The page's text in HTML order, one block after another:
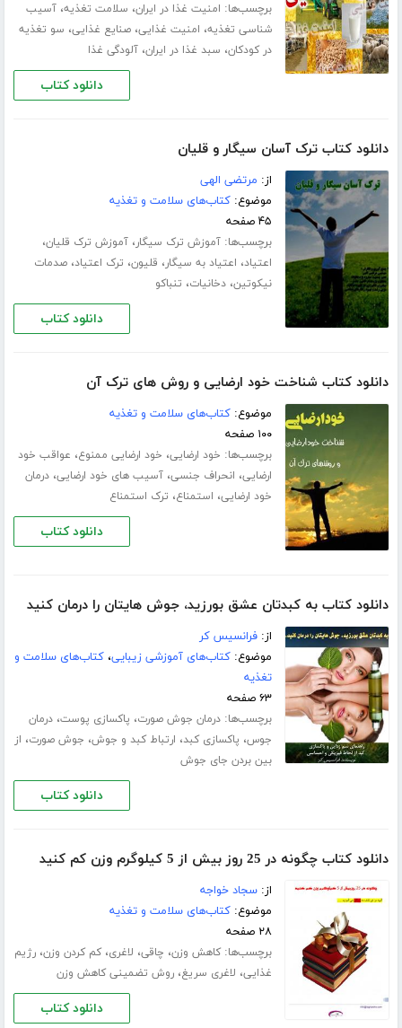
برچسب‌ها: امنیت غذا در ایران، سلامت تغذیه،آسیب
شناسی تغذیه، امنیت غذایی،صنایع غذایی، سو تغذیه
در کودکان، سبد غذا در ایران،آلودگی غذا
دانلود کتاب
دانلود کتاب ترک آسان سیگار و قلیان
از: مرتضی الهی
موضوع:کتاب‌های سلامت و تغذیه
۴۵ صفحه
برچسب‌ها:آموزش ترک سیگار،آموزش ترک قلیان،
اعتیاد، اعتیاد به سیگار، قلیون، ترک اعتیاد،صدمات
نیکوتین،دخانیات، تنباکو
دانلود کتاب
دانلود کتاب شناخت خود ارضایی و روش های ترک آن
موضوع:کتاب‌های سلامت و تغذیه
۱۰۰ صفحه
برچسب‌ها: خود ارضایی، خود ارضایی ممنوع، عواقب خود
ارضایی، انحراف جنسی،آسیب های خود ارضایی،درمان
خود ارضایی، استمناع، ترک استمناع
دانلود کتاب
دانلود کتاب به کبدتان عشق بورزید، جوش هایتان را درمان کنید
از:فرانسیس کر
موضوع:کتاب‌های آموزشی زیبایی،کتاب‌های سلامت و
تغذیه
۶۳ صفحه
برچسب‌ها:درمان جوش صورت، پاکسازی پوست،درمان
جوس، پاکسازی کبد، ارتباط کبد و جوش، جوش صورت، از
بین بردن جای جوش
دانلود کتاب
دانلود کتاب چگونه در 25 روز بیش از 5 کیلوگرم وزن کم کنید
از:سجاد خواجه
موضوع:کتاب‌های سلامت و تغذیه
۲۸ صفحه
برچسب‌ها:کاهش وزن، چاقی، لاغری،کم کردن وزن،رژیم
غذایی، لاغری سریغ،روش تضمینی کاهش وزن
دانلود کتاب